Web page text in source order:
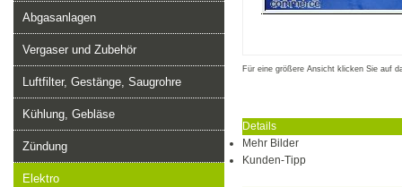
Abgasanlagen
Vergaser und Zubehör
Luftfilter, Gestänge, Saugrohre
Kühlung, Gebläse
Zündung
Elektro
Für eine größere Ansicht klicken Sie auf
Details
Mehr Bilder
Kunden-Tipp